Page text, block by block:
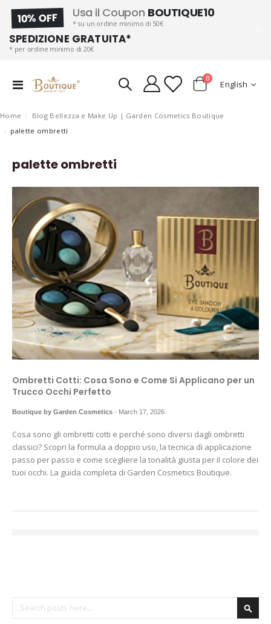
10% OFF Usa il Coupon BOUTIQUE10
* su un ordine minimo di 50€
SPEDIZIONE GRATUITA*
* per ordine minimo di 20€
Toggle
Nav
Cart
0itemsLanguage
English
Home
Blog Bellezza e Make Up | Garden Cosmetics Boutique
palette ombretti
palette ombretti
Ombretti Cotti: Cosa Sono e Come Si Applicano per un
Trucco Occhi Perfetto
Boutique by Garden Cosmetics - March 17, 2026
Cosa sono gli ombretti cotti e perché sono diversi dagli ombretti
classici? Scopri la formula a doppio uso, la tecnica di applicazione
passo per passo e come scegliere la tonalità giusta per il colore dei
tuoi occhi. La guida completa di Garden Cosmetics Boutique.
Search